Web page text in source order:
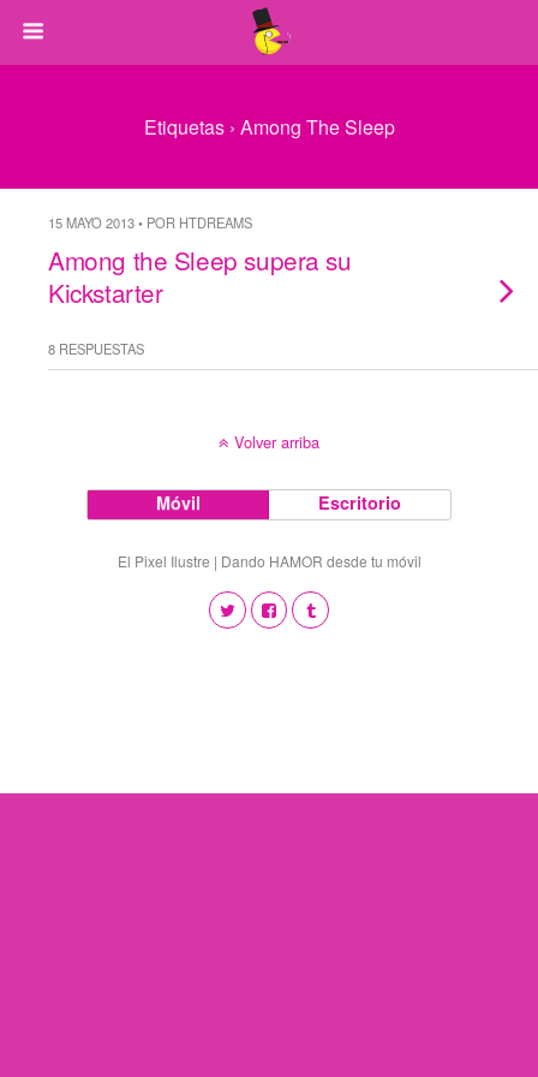
Etiquetas › Among The Sleep
15 MAYO 2013 • POR HTDREAMS
Among the Sleep supera su
Kickstarter
8 RESPUESTAS
Volver arriba
Móvil Escritorio
El Pixel Ilustre | Dando HAMOR desde tu móvil